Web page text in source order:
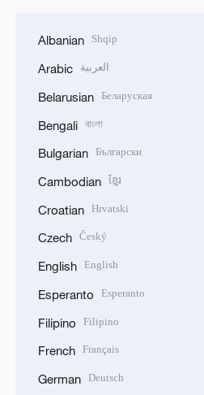
Albanian Shqip
Arabic العربية
Belarusian Беларуская
Bengali বাংলা
Bulgarian Български
Cambodian ខ្មែរ
Croatian Hrvatski
Czech Český
English English
Esperanto Esperanto
Filipino Filipino
French Français
German Deutsch